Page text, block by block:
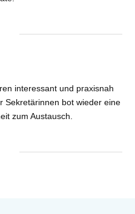
interessant und praxisnah
Sekretärinnen bot wieder eine
zum Austausch.